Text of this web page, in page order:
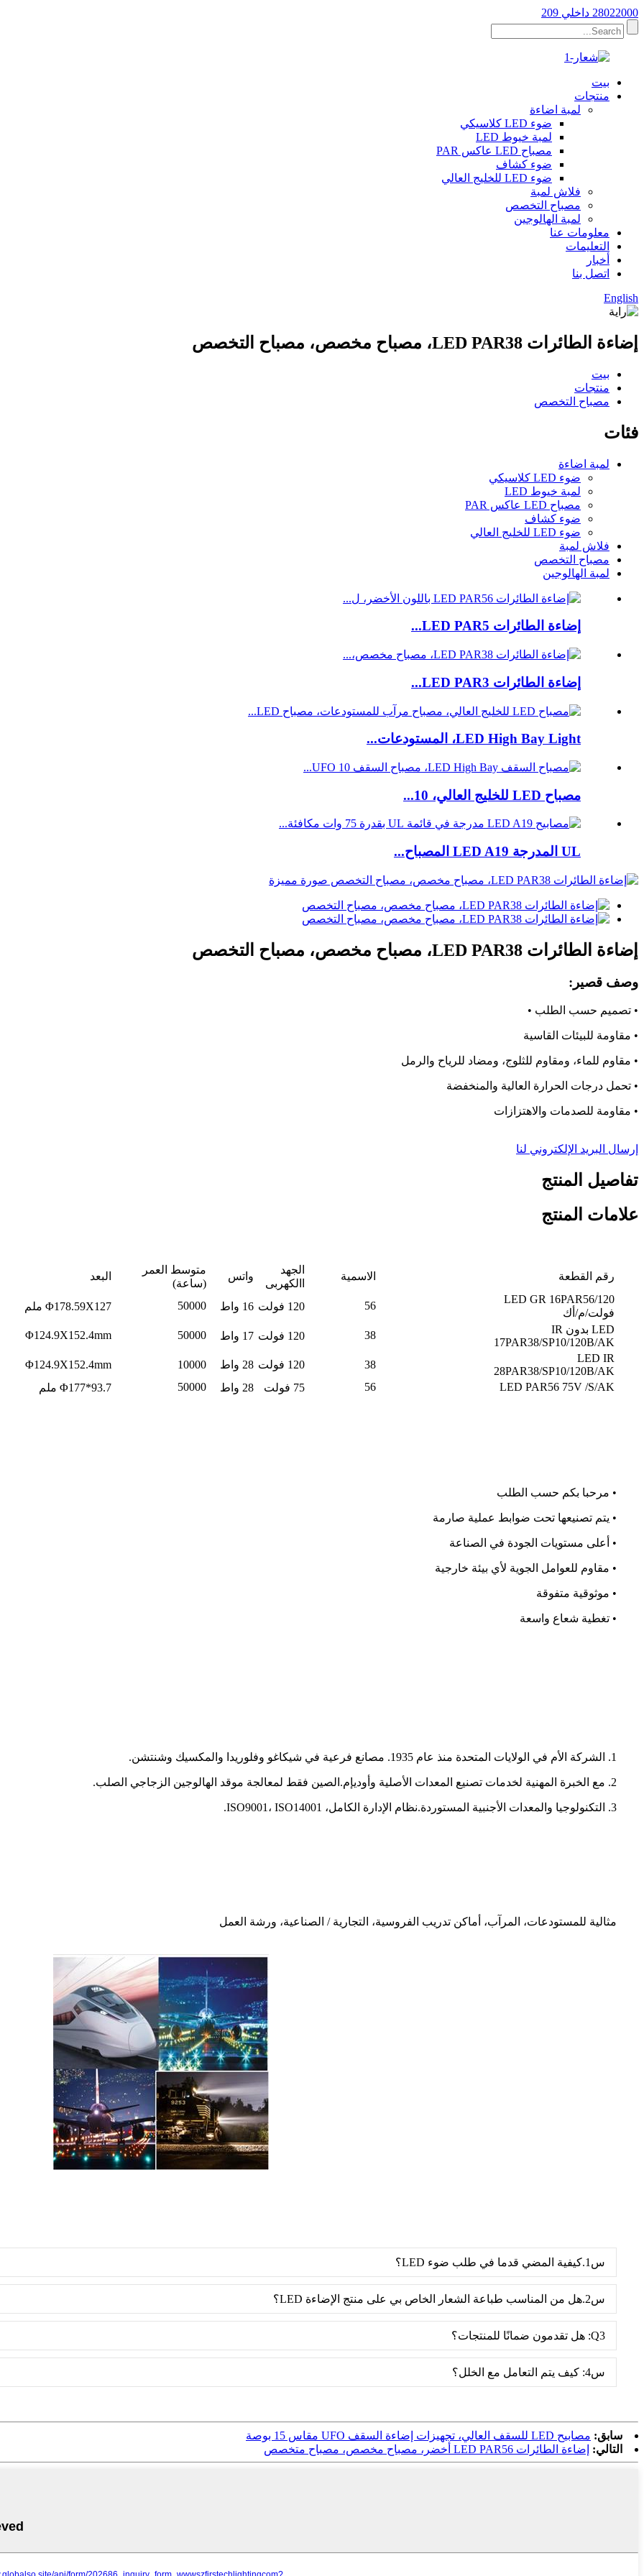
28022000 داخلي 209
بيت
منتجات
لمبة اضاءة
ضوء LED كلاسيكي
لمبة خيوط LED
مصباح LED عاكس PAR
ضوء كشاف
ضوء LED للخليج العالي
فلاش لمبة
مصباح التخصص
لمبة الهالوجين
معلومات عنا
التعليمات
أخبار
اتصل بنا
English
إضاءة الطائرات LED PAR38، مصباح مخصص، مصباح التخصص
بيت
منتجات
مصباح التخصص
فئات
لمبة اضاءة
ضوء LED كلاسيكي
لمبة خيوط LED
مصباح LED عاكس PAR
ضوء كشاف
ضوء LED للخليج العالي
فلاش لمبة
مصباح التخصص
لمبة الهالوجين
إضاءة الطائرات LED PAR5...
إضاءة الطائرات LED PAR3...
LED High Bay Light، المستودعات...
مصباح LED للخليج العالي، 10...
UL المدرجة LED A19 المصباح...
إضاءة الطائرات LED PAR38، مصباح مخصص، مصباح التخصص
وصف قصير:
• تصميم حسب الطلب •
• مقاومة للبيئات القاسية
• مقاوم للماء، ومقاوم للثلوج، ومضاد للرياح والرمل
• تحمل درجات الحرارة العالية والمنخفضة
• مقاومة للصدمات والاهتزازات
إرسال البريد الإلكتروني لنا
تفاصيل المنتج
علامات المنتج
رقم القطعة الاسمية
الجهد
االكهربى
واتس
متوسط ​​العمر
(ساعة)
البعد
LED GR 16PAR56/120
فولت/م/أك
56 120 فولت 16 واط 50000
Φ178.59X127 ملم
LED بدون IR
17PAR38/SP10/120B/AK
38 120 فولت 17 واط 50000
Φ124.9X152.4mm
LED IR
28PAR38/SP10/120B/AK
38 120 فولت 28 واط 10000
Φ124.9X152.4mm
LED PAR56 75V /S/AK
56 75 فولت 28 واط 50000 Φ177*93.7 ملم
• مرحبا بكم حسب الطلب
• يتم تصنيعها تحت ضوابط عملية صارمة
• أعلى مستويات الجودة في الصناعة
• مقاوم للعوامل الجوية لأي بيئة خارجية
• موثوقية متفوقة
• تغطية شعاع واسعة
1. الشركة الأم في الولايات المتحدة منذ عام 1935. مصانع فرعية في شيكاغو وفلوريدا والمكسيك وشنتشن.
2. مع الخبرة المهنية لخدمات تصنيع المعدات الأصلية وأوديإم.الصين فقط لمعالجة موقد الهالوجين الزجاجي الصلب.
3. التكنولوجيا والمعدات الأجنبية المستوردة. نظام الإدارة الكامل، ISO9001، ISO14001.
مثالية للمستودعات، المرآب، أماكن تدريب الفروسية، التجارية / الصناعية، ورشة العمل
س1.كيفية المضي قدما في طلب ضوء LED؟
س2.هل من المناسب طباعة الشعار الخاص بي على منتج الإضاءة LED؟
Q3: هل تقدمون ضمانًا للمنتجات؟
س4: كيف يتم التعامل مع الخلل؟
سابق: مصابيح LED للسقف العالي، تجهيزات إضاءة السقف UFO مقاس 15 بوصة
التالي: إضاءة الطائرات LED PAR56 أخضر، مصباح مخصص، مصباح متخصص